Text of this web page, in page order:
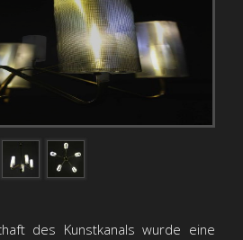
des Kunstkanals wurde eine